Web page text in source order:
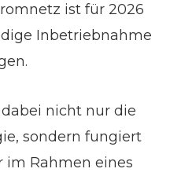
ist für 2026
Inbetriebnahme
nicht nur die
sondern fungiert
im Rahmen eines